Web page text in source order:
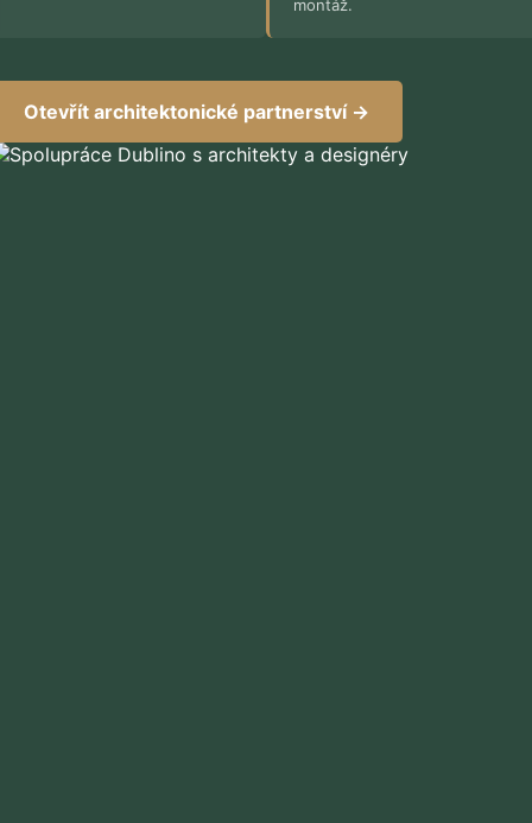
montáž.
Otevřít architektonické partnerství →